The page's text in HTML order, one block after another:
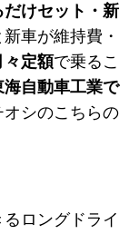
だけセット・新
車が維持費・
々定額で乗るこ
自動車工業で
シのこちらの
ロングドライ